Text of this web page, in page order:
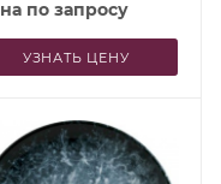
по запросу
УЗНАТЬ ЦЕНУ